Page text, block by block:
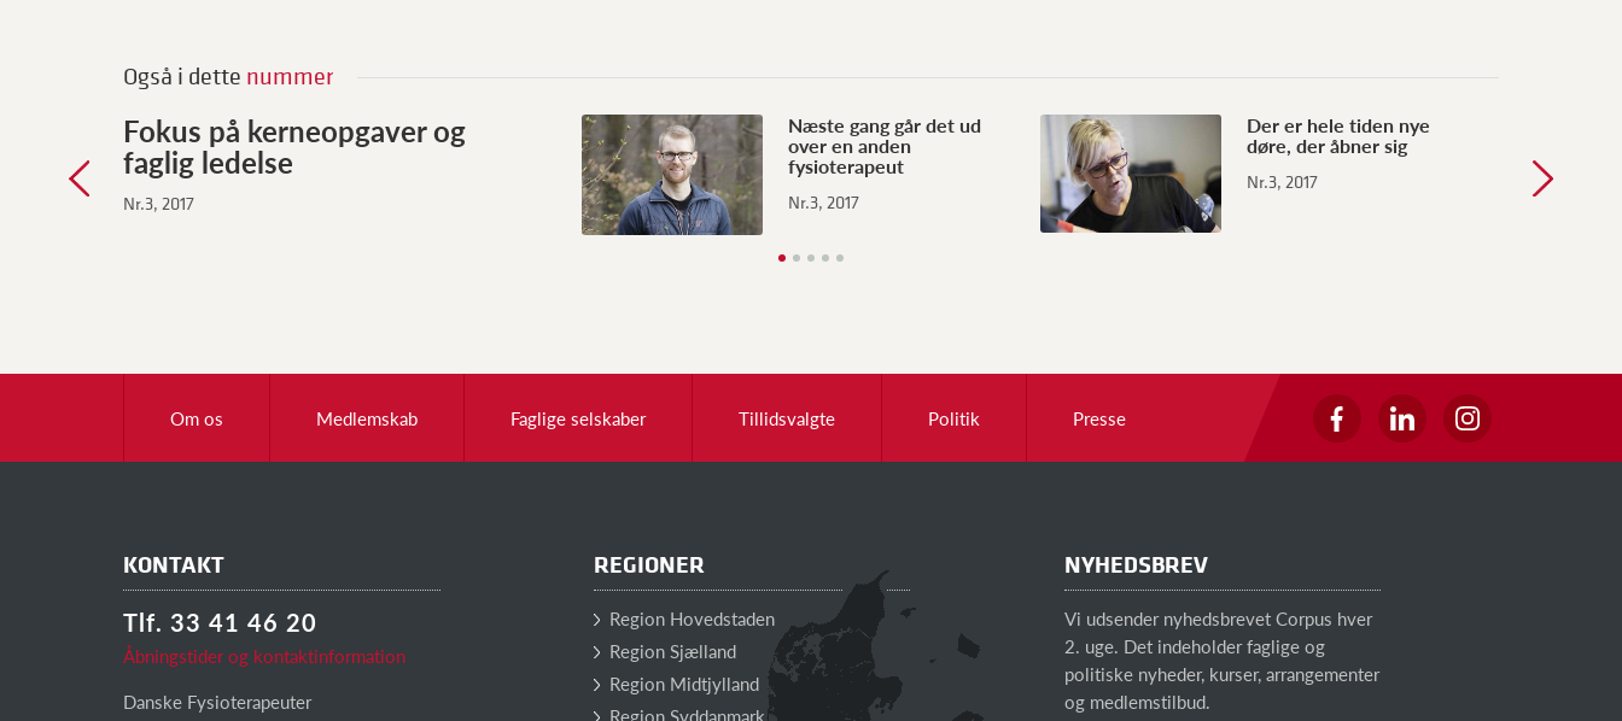
Også i dette nummer
Fokus på kerneopgaver og
faglig ledelse
Nr.3, 2017
Næste gang går det ud
over en anden
fysioterapeut
Nr.3, 2017
Der er hele tiden nye
døre, der åbner sig
Nr.3, 2017
Nr.3, 2017
Om os Medlemskab Faglige selskaber Tillidsvalgte Politik Presse
KONTAKT
Tlf. 33 41 46 20
Åbningstider og kontaktinformation
Danske Fysioterapeuter
REGIONER
Region Hovedstaden
Region Sjælland
Region Midtjylland
Region Syddanmark
NYHEDSBREV
Vi udsender nyhedsbrevet Corpus hver
2. uge. Det indeholder faglige og
politiske nyheder, kurser, arrangementer
og medlemstilbud.